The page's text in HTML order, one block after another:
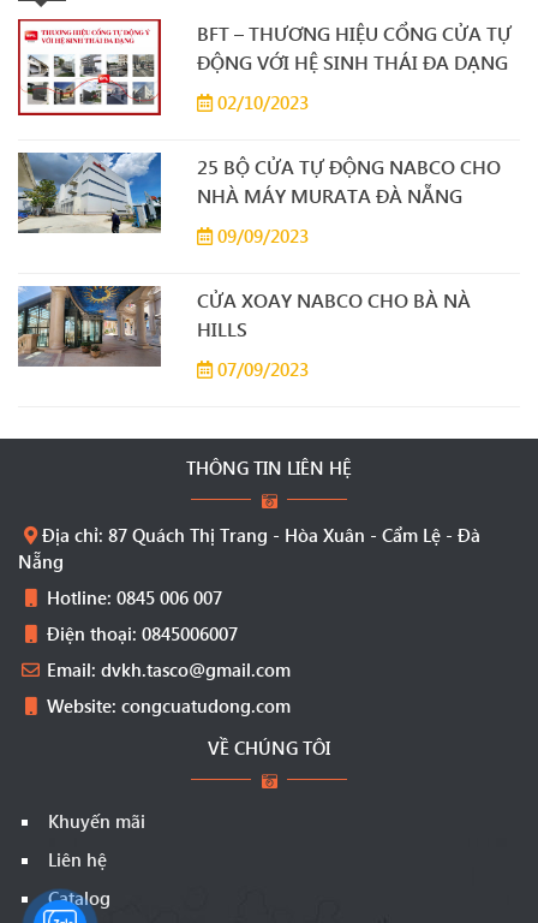
BFT – THƯƠNG HIỆU CỔNG CỬA TỰ
ĐỘNG VỚI HỆ SINH THÁI ĐA DẠNG
02/10/2023
25 BỘ CỬA TỰ ĐỘNG NABCO CHO
NHÀ MÁY MURATA ĐÀ NẴNG
09/09/2023
CỬA XOAY NABCO CHO BÀ NÀ
HILLS
07/09/2023
THÔNG TIN LIÊN HỆ
Địa chỉ: 87 Quách Thị Trang - Hòa Xuân - Cẩm Lệ - Đà
Nẵng
Hotline: 0845 006 007
Điện thoại: 0845006007
Email: dvkh.tasco@gmail.com
Website: congcuatudong.com
VỀ CHÚNG TÔI
Khuyến mãi
Liên hệ
Catalog